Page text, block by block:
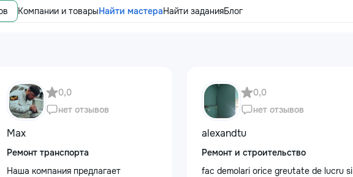
Компании и товарыНайти мастераНайти заданияБлог
0,0
нет отзывов
Max
Ремонт транспорта
Наша компания предлагает
0,0
нет отзывов
alexandtu
Ремонт и строительство
fac demolari orice greutate de lucru si